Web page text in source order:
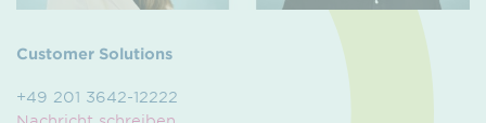
Customer Solutions
+49 201 3642-12222